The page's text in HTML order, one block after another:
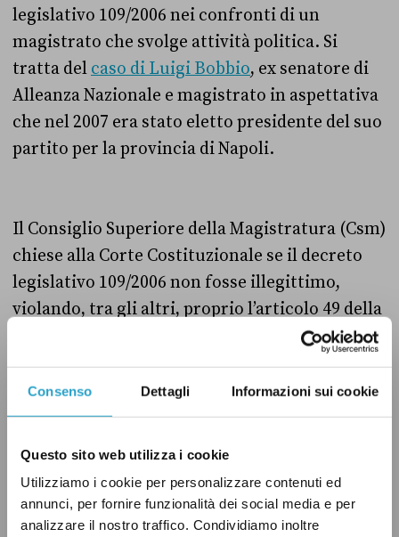
Consenso Dettagli Informazioni sui cookie
Questo sito web utilizza i cookie
Utilizziamo i cookie per personalizzare contenuti ed
annunci, per fornire funzionalità dei social media e per
analizzare il nostro traffico. Condividiamo inoltre
legislativo 109/2006 nei confronti di un
magistrato che svolge attività politica. Si
tratta del caso di Luigi Bobbio, ex senatore di
Alleanza Nazionale e magistrato in aspettativa
che nel 2007 era stato eletto presidente del suo
partito per la provincia di Napoli.
Il Consiglio Superiore della Magistratura (Csm)
chiese alla Corte Costituzionale se il decreto
legislativo 109/2006 non fosse illegittimo,
violando, tra gli altri, proprio l’articolo 49 della
ritenendolo
infondato e il Csm sanzionò – pur con una
semplice ammonizione – Luigi Bobbio.
Per la Corte Costituzionale la libertà di
associarsi in partiti (art. 49 Cost.) viene
giustamente limitatadall’esigenza di